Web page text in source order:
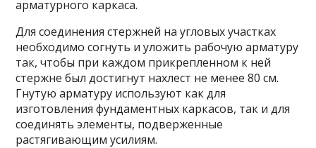
арматурного каркаса.
Для соединения стержней на угловых участках
необходимо согнуть и уложить рабочую арматуру
так, чтобы при каждом прикрепленном к ней
стержне был достигнут нахлест не менее 80 см.
Гнутую арматуру используют как для
изготовления фундаментных каркасов, так и для
соединять элементы, подверженные
растягивающим усилиям.